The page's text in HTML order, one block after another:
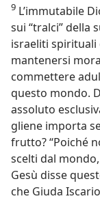
9 L’immutabile
sui “tralci” della
israeliti spirituali
mantenersi
commettere
questo mondo.
assoluto
gliene importa
frutto? “Poiché
scelti dal
Gesù disse
che Giuda